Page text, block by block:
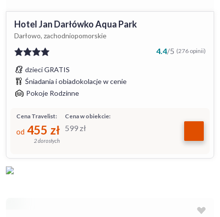
Hotel Jan Darłówko Aqua Park
Darłowo, zachodniopomorskie
4.4/5 (276 opinii)
dzieci GRATIS
Śniadania i obiadokolacje w cenie
Pokoje Rodzinne
Cena w obiekcie:
599 zł
Cena Travelist:
od 455 zł
2 dorosłych